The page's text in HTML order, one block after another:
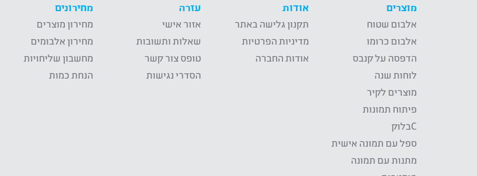
מוצרים
אלבום שטוח
אלבום כרומו
הדפסה על קנבס
לוחות שנה
מוצרים לקיר
פיתוח תמונות
Cבלוק
ספל עם תמונה אישית
מתנות עם תמונה
אודות
תקנון גלישה באתר
מדיניות הפרטיות
אודות החברה
עזרה
אזור אישי
שאלות ותשובות
טופס צור קשר
הסדרי נגישות
מחירונים
מחירון מוצרים
מחירון אלבומים
מחשבון שליחויות
הנחת כמות